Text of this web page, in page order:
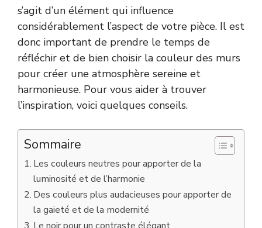
s’agit d’un élément qui influence
considérablement l’aspect de votre pièce. Il est
donc important de prendre le temps de
réfléchir et de bien choisir la couleur des murs
pour créer une atmosphère sereine et
harmonieuse. Pour vous aider à trouver
l’inspiration, voici quelques conseils.
Sommaire
Les couleurs neutres pour apporter de la
luminosité et de l’harmonie
Des couleurs plus audacieuses pour apporter de
la gaieté et de la modernité